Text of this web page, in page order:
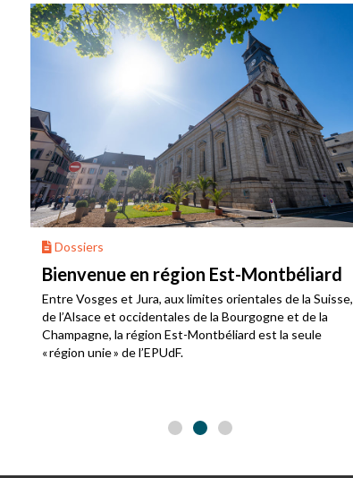
Dossiers
Bienvenue en région Est-Montbéliard
Entre Vosges et Jura, aux limites orientales de la Suisse,
de l’Alsace et occidentales de la Bourgogne et de la
Champagne, la région Est-Montbéliard est la seule
« région unie » de l’EPUdF.